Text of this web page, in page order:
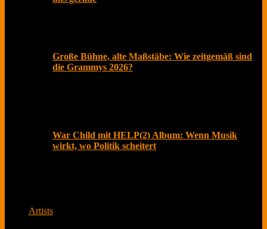
Große Bühne, alte Maßstäbe: Wie zeitgemäß sind
die Grammys 2026?
War Child mit HELP(2) Album: Wenn Musik
wirkt, wo Politik scheitert
Artists